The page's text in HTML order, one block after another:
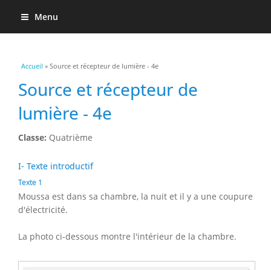
Menu
Vous êtes ici
Accueil » Source et récepteur de lumière - 4e
Source et récepteur de
lumière - 4e
Classe: Quatrième
I- Texte introductif
Texte 1
Moussa est dans sa chambre, la nuit et il y a une coupure
d'électricité.
La photo ci-dessous montre l'intérieur de la chambre.